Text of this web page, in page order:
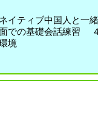
イティブ中国人と一
での基礎会話練習
境